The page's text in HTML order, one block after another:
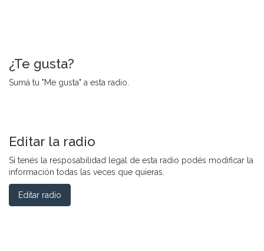
¿Te gusta?
Sumá tu "Me gusta" a esta radio.
Editar la radio
Si tenés la resposabilidad legal de esta radio podés modificar la
información todas las veces que quieras.
Editar radio